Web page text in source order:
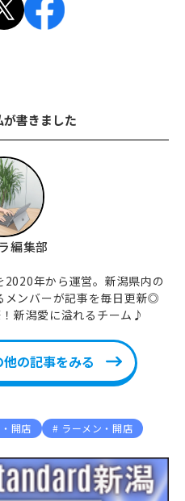
が書きました
編集部
年から運営。新潟県内の
メンバーが記事を毎日更新◎
新潟愛に溢れるチーム♪
の記事をみる
開店
ラーメン・開店